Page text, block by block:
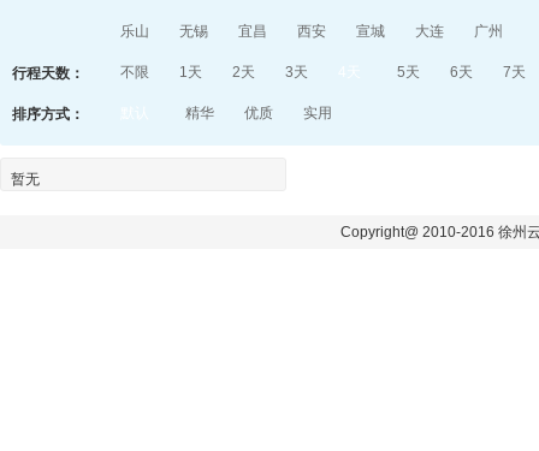
乐山 无锡 宜昌 西安 宣城 大连 广州
行程天数： 不限 1天 2天 3天 5天 6天 7天
排序方式： 精华 优质 实用
暂无
Copyright@ 2010-2016 徐州